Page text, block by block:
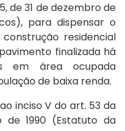
de 31 de dezembro de
para dispensar o
residencial
finalizada há
em área ocupada
de baixa renda.
inciso V do art. 53 da
de 1990 (Estatuto da